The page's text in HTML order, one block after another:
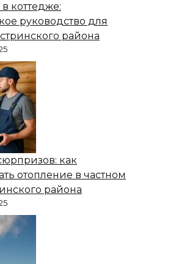
коттедже:
руководство для
района
как
отопление в частном
района